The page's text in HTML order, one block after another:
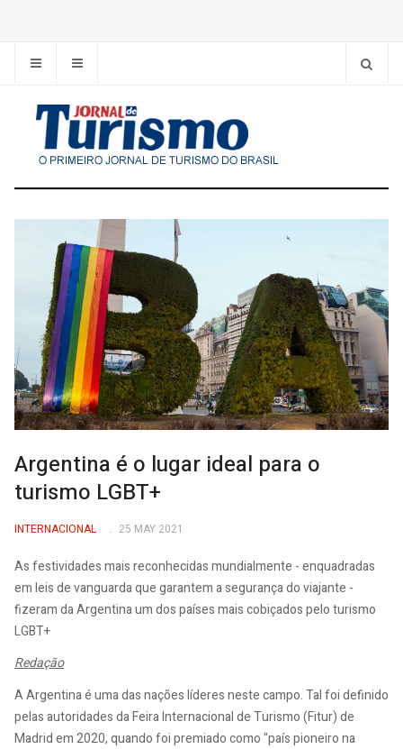
Argentina é o lugar ideal para o
turismo LGBT+
INTERNACIONAL 25 MAY 2021
As festividades mais reconhecidas mundialmente - enquadradas
em leis de vanguarda que garantem a segurança do viajante -
fizeram da Argentina um dos países mais cobiçados pelo turismo
LGBT+
Redação
A Argentina é uma das nações líderes neste campo. Tal foi definido
pelas autoridades da Feira Internacional de Turismo (Fitur) de
Madrid em 2020, quando foi premiado como "país pioneiro na